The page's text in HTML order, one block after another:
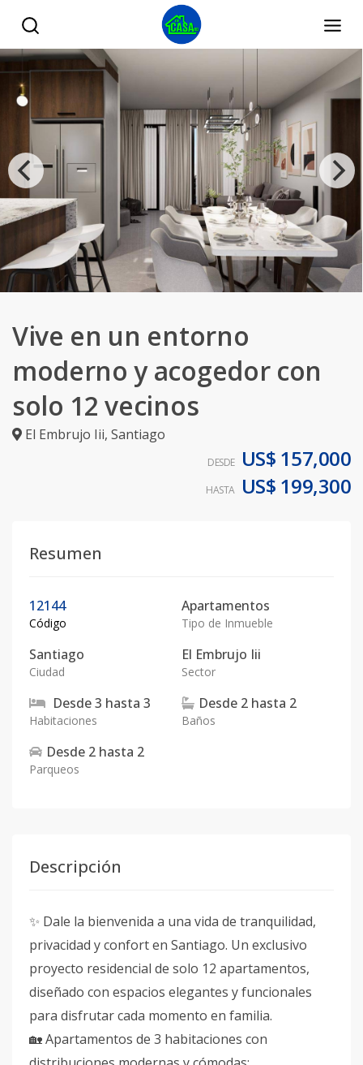
Vive en un entorno
moderno y acogedor con
solo 12 vecinos
El Embrujo Iii, Santiago
DESDE US$ 157,000
HASTA US$ 199,300
Resumen
12144
Código
Apartamentos
Tipo de Inmueble
Santiago
Ciudad
El Embrujo Iii
Sector
Desde3 hasta 3
Habitaciones
Desde 2 hasta 2
Baños
Desde 2 hasta 2
Parqueos
Descripción
✨ Dale la bienvenida a una vida de tranquilidad,
privacidad y confort en Santiago. Un exclusivo
proyecto residencial de solo 12 apartamentos,
diseñado con espacios elegantes y funcionales
para disfrutar cada momento en familia.
🏡 Apartamentos de 3 habitaciones con